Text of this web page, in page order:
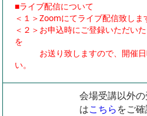
■ライブ配信について
＜１＞Zoomにてライブ配信致しま
＜２＞お申込時にご登録いただい
を
お送り致しますので、開催日
い。
会場受講以外
はこちらをご確